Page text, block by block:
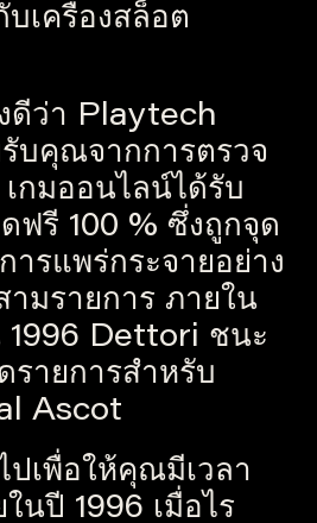
บเครื่องสล็อต
ดีว่า Playtech
บคุณจากการตรวจ
กมออนไลน์ได้รับ
ฟรี 100 % ซึ่งถูกจุด
ารแพร่กระจายอย่าง
มรายการ ภายใน
1996 Dettori ชนะ
รายการสำหรับ
Ascot
ปเพื่อให้คุณมีเวลา
นปี 1996 เมื่อไร